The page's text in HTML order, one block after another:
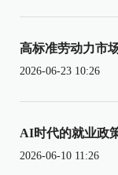
高标准劳动力市
2026-06-23 10:26
AI时代的就业政
2026-06-10 11:26